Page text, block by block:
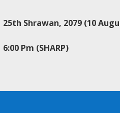
25th Shrawan, 2079 (10
6:00 Pm (SHARP)